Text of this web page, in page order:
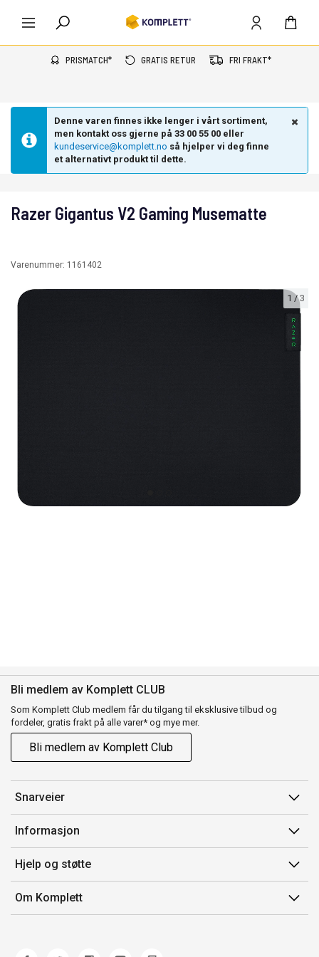
PRISMATCH* GRATIS RETUR FRI FRAKT*
Denne varen finnes ikke lenger i vårt sortiment,
men kontakt oss gjerne på 33 00 55 00 eller
kundeservice@komplett.no så hjelper vi deg finne
et alternativt produkt til dette.
1 /3
Razer Gigantus V2 Gaming Musematte
Varenummer: 1161402
Bli medlem av Komplett CLUB
Som Komplett Club medlem får du tilgang til eksklusive tilbud og
fordeler, gratis frakt på alle varer* og mye mer.
Bli medlem av Komplett Club
Snarveier
Min side
Ordreoversikt
Flex
Komplett Club
Informasjon
Salgsbetingelser
Medlemsvilkår for Komplett Club
Merker/produsent
Hjelp og støtte
Kontakt oss
Kundeservice
Om Komplett